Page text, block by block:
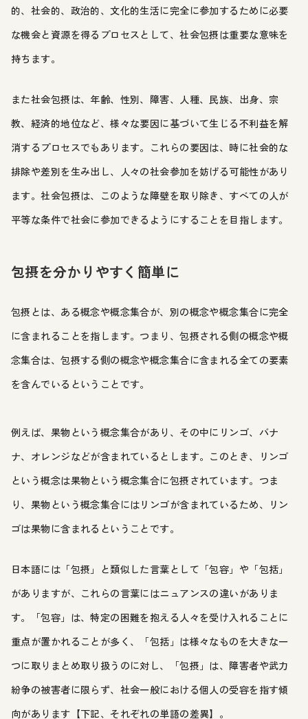
的、社会的、政治的、文化的生活に完全に参加するために必要
な機会と資源を得るプロセスとして、社会包摂は重要な意味を
持ちます。
また社会包摂は、年齢、性別、障害、人種、民族、出身、宗
教、経済的地位など、様々な要因に基づいて生じる不利益を解
消するプロセスでもあります。これらの要因は、時に社会的な
排除や差別を生み出し、人々の社会参加を妨げる可能性があり
ます。社会包摂は、このような障壁を取り除き、すべての人が
平等な条件で社会に参加できるようにすることを目指します。
包摂を分かりやすく簡単に
包摂とは、ある概念や概念集合が、別の概念や概念集合に完全
に含まれることを指します。つまり、包摂される側の概念や概
念集合は、包摂する側の概念や概念集合に含まれる全ての要素
を含んでいるということです。
例えば、果物という概念集合があり、その中にリンゴ、バナ
ナ、オレンジなどが含まれているとします。このとき、リンゴ
という概念は果物という概念集合に包摂されています。つま
り、果物という概念集合にはリンゴが含まれているため、リン
ゴは果物に含まれるということです。
日本語には「包摂」と類似した言葉として「包容」や「包括」
がありますが、これらの言葉にはニュアンスの違いがありま
す。「包容」は、特定の困難を抱える人々を受け入れることに
重点が置かれることが多く、「包括」は様々なものを大きな一
つに取りまとめ取り扱うのに対し、「包摂」は、障害者や武力
紛争の被害者に限らず、社会一般における個人の受容を指す傾
向があります【下記、それぞれの単語の差異】。